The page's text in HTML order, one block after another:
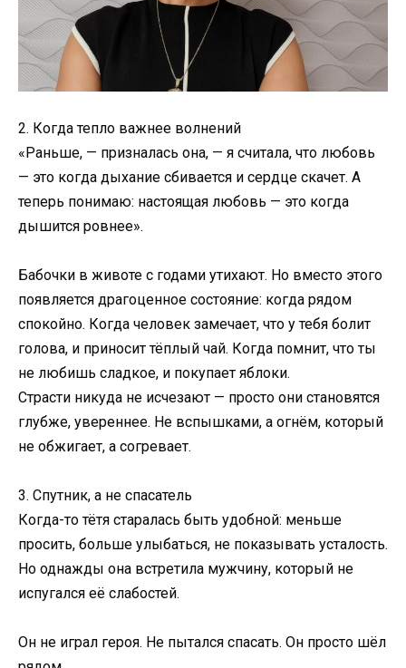
2. Когда тепло важнее волнений
«Раньше, — призналась она, — я считала, что любовь
— это когда дыхание сбивается и сердце скачет. А
теперь понимаю: настоящая любовь — это когда
дышится ровнее».
Бабочки в животе с годами утихают. Но вместо этого
появляется драгоценное состояние: когда рядом
спокойно. Когда человек замечает, что у тебя болит
голова, и приносит тёплый чай. Когда помнит, что ты
не любишь сладкое, и покупает яблоки.
Страсти никуда не исчезают — просто они становятся
глубже, увереннее. Не вспышками, а огнём, который
не обжигает, а согревает.
3. Спутник, а не спасатель
Когда-то тётя старалась быть удобной: меньше
просить, больше улыбаться, не показывать усталость.
Но однажды она встретила мужчину, который не
испугался её слабостей.
Он не играл героя. Не пытался спасать. Он просто шёл